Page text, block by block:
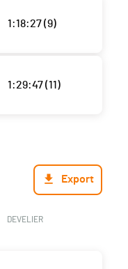
1:18:27 (9)
1:29:47 (11)
Export
DEVELIER